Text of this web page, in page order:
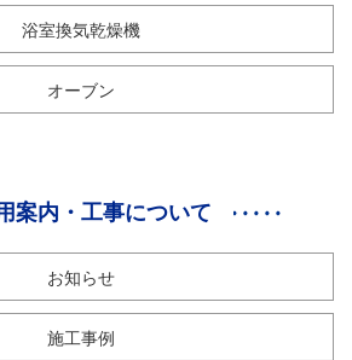
浴室換気乾燥機
オーブン
案内・工事について
お知らせ
施工事例